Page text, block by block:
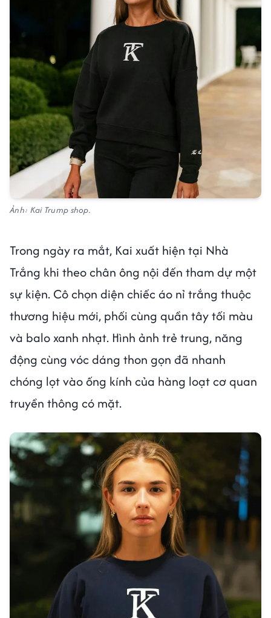
Ảnh: Kai Trump shop.
Trong ngày ra mắt, Kai xuất hiện tại Nhà
Trắng khi theo chân ông nội đến tham dự một
sự kiện. Cô chọn diện chiếc áo nỉ trắng thuộc
thương hiệu mới, phối cùng quần tây tối màu
và balo xanh nhạt. Hình ảnh trẻ trung, năng
động cùng vóc dáng thon gọn đã nhanh
chóng lọt vào ống kính của hàng loạt cơ quan
truyền thông có mặt.